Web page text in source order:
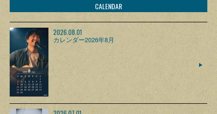
CALENDAR
2026.08.01
カレンダー2026年8月